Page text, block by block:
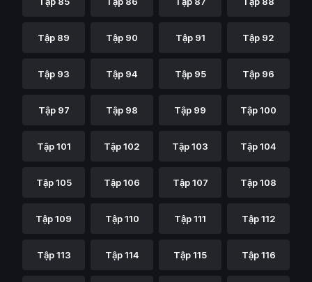
Tập 89 Tập 90 Tập 91 Tập 92
Tập 93 Tập 94 Tập 95 Tập 96
Tập 97 Tập 98 Tập 99 Tập 100
Tập 101 Tập 102 Tập 103 Tập 104
Tập 105 Tập 106 Tập 107 Tập 108
Tập 109 Tập 110 Tập 111 Tập 112
Tập 113 Tập 114 Tập 115 Tập 116